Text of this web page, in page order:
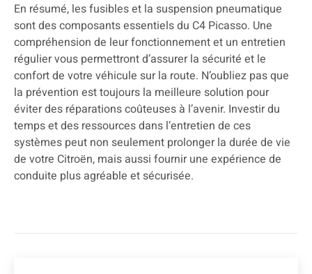
En résumé, les fusibles et la suspension pneumatique
sont des composants essentiels du C4 Picasso. Une
compréhension de leur fonctionnement et un entretien
régulier vous permettront d’assurer la sécurité et le
confort de votre véhicule sur la route. N’oubliez pas que
la prévention est toujours la meilleure solution pour
éviter des réparations coûteuses à l’avenir. Investir du
temps et des ressources dans l’entretien de ces
systèmes peut non seulement prolonger la durée de vie
de votre Citroën, mais aussi fournir une expérience de
conduite plus agréable et sécurisée.